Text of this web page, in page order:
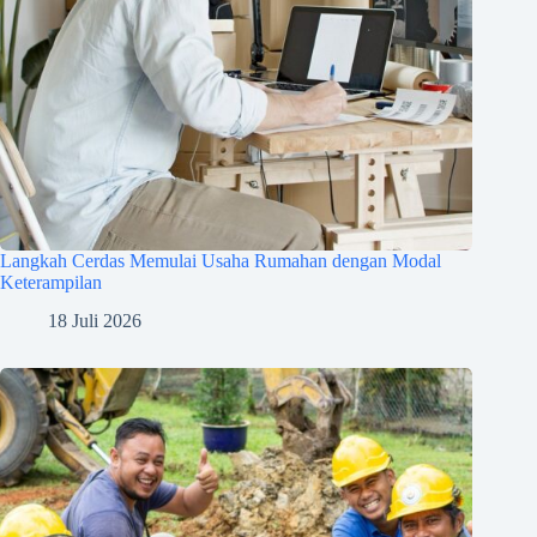
Langkah Cerdas Memulai Usaha Rumahan dengan Modal
Keterampilan
18 Juli 2026